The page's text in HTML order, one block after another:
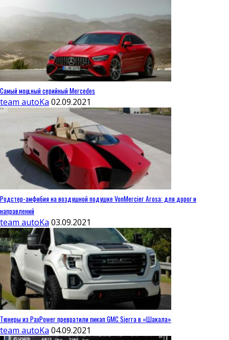
Самый мощный серийный Mercedes
team autoKa 02.09.2021
Родстер-амфибия на воздушной подушке VonMercier Arosa: для дорог и
направлений
team autoKa 03.09.2021
Тюнеры из PaxPower превратили пикап GMC Sierra в «Шакала»
team autoKa 04.09.2021